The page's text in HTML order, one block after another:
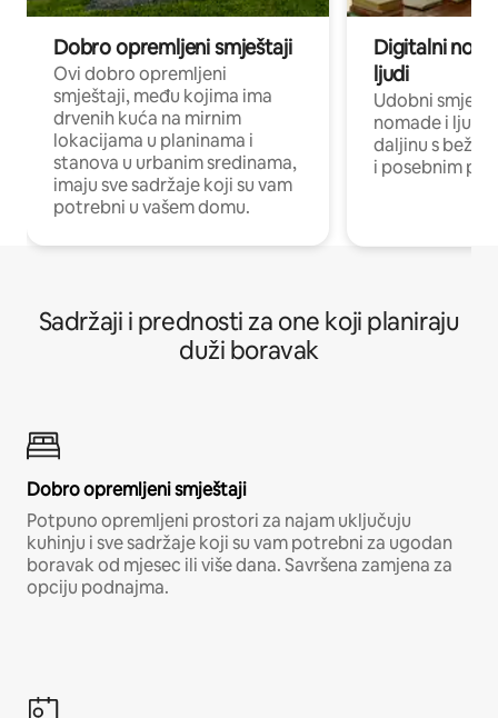
Dobro opremljeni smještaji
Ovi dobro opremljeni
smještaji, među kojima ima
drvenih kuća na mirnim
lokacijama u planinama i
stanova u urbanim sredinama,
imaju sve sadržaje koji su vam
potrebni u vašem domu.
Digitalni
ljudi
Udobni
nomade i ljude
daljinu s
i posebnim
Sadržaji i prednosti za one koji planiraju
duži boravak
Dobro opremljeni smještaji
Potpuno opremljeni prostori za najam uključuju
kuhinju i sve sadržaje koji su vam potrebni za ugodan
boravak od mjesec ili više dana. Savršena zamjena za
opciju podnajma.